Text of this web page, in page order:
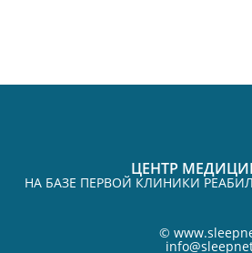
ЦЕНТР
НА БАЗЕ ПЕРВОЙ КЛИНИКИ
©